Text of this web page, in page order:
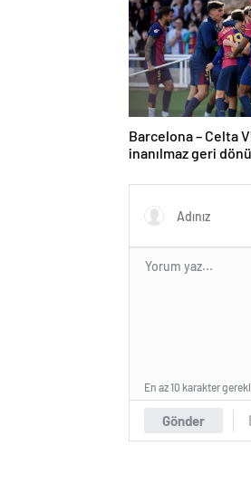
Barcelona – Celta
inanılmaz geri
Gönder
En az 10 karakter